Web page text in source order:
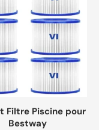
Filtre Piscine pour
Bestway